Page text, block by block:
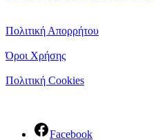
Πολιτική Απορρήτου
Όροι Χρήσης
Πολιτική Cookies
Facebook